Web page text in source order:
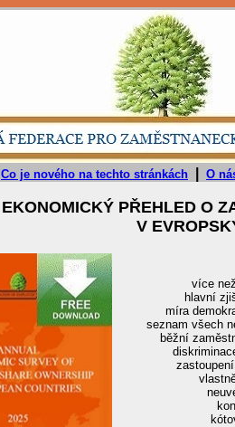
Co je nového na techto stránkách O
EKONOMICKÝ PŘEHLED O
V
více
hlavní
míra
seznam všech
běžní